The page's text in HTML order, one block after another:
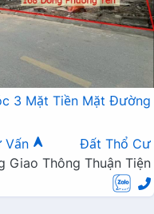
3 Mặt Tiền Mặt Đường
Vấn
Đất Thổ Cư
Giao Thông Thuận Tiện